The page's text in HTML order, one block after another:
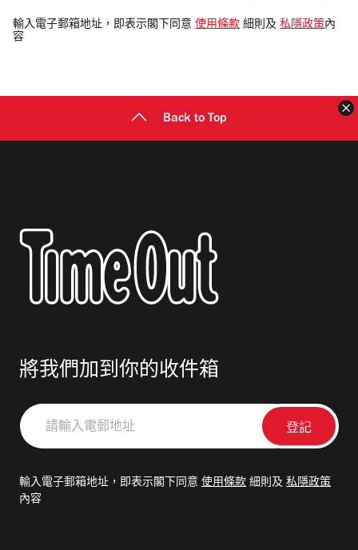
電
郵
輸入電子郵箱地址，即表示閣下同意 使用條款 細則及 私隱政策 內
容
Back to Top
將我們加到你的收件箱
請
輸
郵
輸入電子郵箱地址，即表示閣下同意 使用條款 細則及 私隱政策
內容